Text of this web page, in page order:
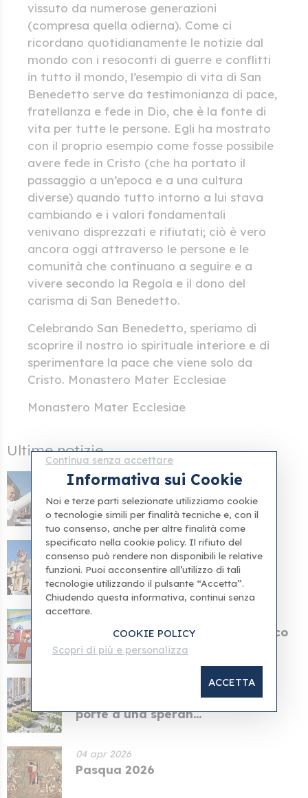
vissuto da numerose generazioni
(compresa quella odierna). Come ci
ricordano quotidianamente le notizie dal
mondo con i resoconti di guerre e conflitti
in tutto il mondo, l’esempio di vita di San
Benedetto serve da testimonianza di pace,
fratellanza e fede in Dio, che è la fonte di
vita per tutte le persone. Egli ha mostrato
con il proprio esempio come fosse possibile
avere fede in Cristo (che ha portato il
passaggio a un’epoca e a una cultura
diverse) quando tutto intorno a lui stava
cambiando e i valori fondamentali
venivano disprezzati e rifiutati; ciò è vero
ancora oggi attraverso le persone e le
comunità che continuano a seguire e a
vivere secondo la Regola e il dono del
carisma di San Benedetto.
Celebrando San Benedetto, speriamo di
scoprire il nostro io spirituale interiore e di
sperimentare la pace che viene solo da
Cristo. Monastero Mater Ecclesiae
Monastero Mater Ecclesiae
Ultime notizie
25 apr 2026
Il Vaticano ha reso noto il
programma della visita...
24 apr 2026
È stato reso noto il programma
della visita di Pap...
13 apr 2026
I pazienti dell'Ospedale pediatrico
vaticano hanno...
Papa Leone I: La Pasqua apre le
porte a una speran...
04 apr 2026
Pasqua 2026
Continua senza accettare
Informativa sui Cookie
Noi e terze parti selezionate utilizziamo cookie
o tecnologie simili per finalità tecniche e, con il
tuo consenso, anche per altre finalità come
specificato nella cookie policy. Il rifiuto del
consenso può rendere non disponibili le relative
funzioni. Puoi acconsentire all’utilizzo di tali
tecnologie utilizzando il pulsante “Accetta”.
Chiudendo questa informativa, continui senza
accettare.
COOKIE POLICY
Scopri di più e personalizza
ACCETTA